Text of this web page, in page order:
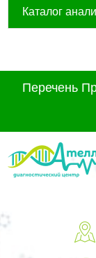
Каталог
Перечень